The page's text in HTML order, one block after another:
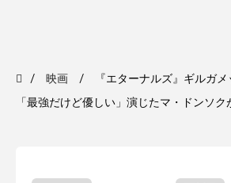
映画 『エターナルズ』ギルガ
「最強だけど優しい」演じたマ・ドンソ